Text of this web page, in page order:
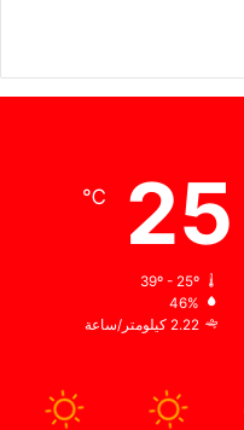
25
℃
39º - 25º
46%
2.22 كيلومتر/ساعة